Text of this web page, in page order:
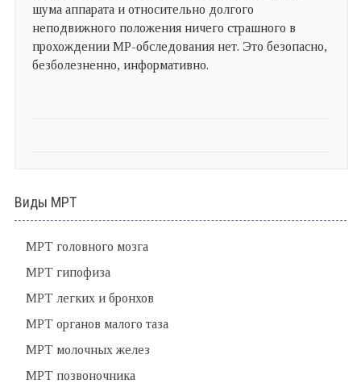
шума аппарата и относительно долгого
неподвижного положения ничего страшного в
прохождении МР-обследования нет. Это безопасно,
безболезненно, информативно.
Виды МРТ
МРТ головного мозга
МРТ гипофиза
МРТ легких и бронхов
МРТ органов малого таза
МРТ молочных желез
МРТ позвоночника